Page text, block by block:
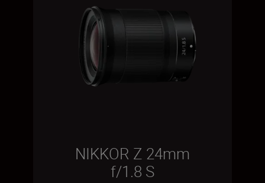
NIKKOR Z 24mm
f/1.8 S